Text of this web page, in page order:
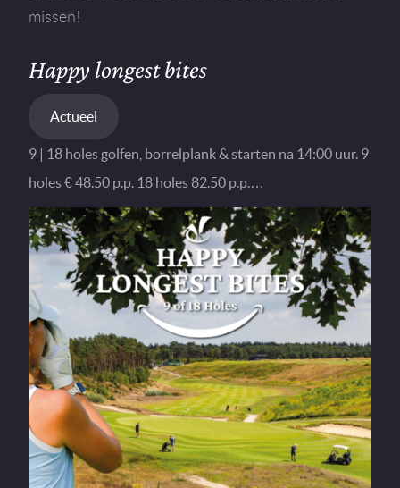
missen!
Happy longest bites
Actueel
9 | 18 holes golfen, borrelplank & starten na 14:00 uur. 9
holes € 48.50 p.p. 18 holes 82.50 p.p.…